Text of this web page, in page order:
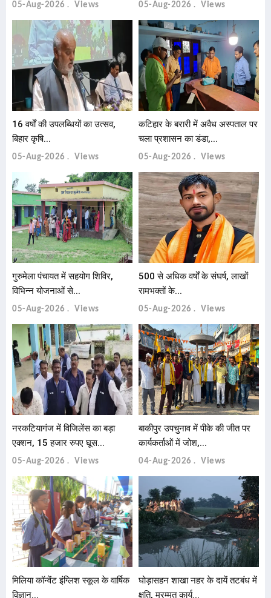
05-Aug-2026 Views 05-Aug-2026 Views
16 वर्षों की उपलब्धियों का उत्सव,
बिहार कृषि...
05-Aug-2026 Views
कटिहार के बरारी में अवैध अस्पताल पर
चला प्रशासन का डंडा,...
05-Aug-2026 Views
गुरुमेला पंचायत में सहयोग शिविर,
विभिन्न योजनाओं से...
05-Aug-2026 Views
500 से अधिक वर्षों के संघर्ष, लाखों
रामभक्तों के...
05-Aug-2026 Views
नरकटियागंज में विजिलेंस का बड़ा
एक्शन, 15 हजार रुपए घूस...
05-Aug-2026 Views
बाकीपुर उपचुनाव में पीके की जीत पर
कार्यकर्ताओं में जोश,...
04-Aug-2026 Views
मिलिया कॉन्वेंट इंग्लिश स्कूल के वार्षिक
विज्ञान...
घोड़ासहन शाखा नहर के दायें तटबंध में
क्षति, मरम्मत कार्य...